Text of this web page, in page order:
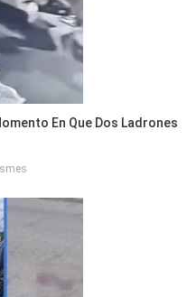
En Que Dos Ladrones